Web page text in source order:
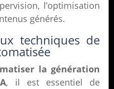
l’optimisation
générés.
techniques de
la génération
, il est essentiel de